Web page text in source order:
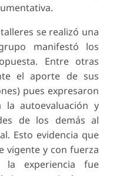
se realizó una
manifestó los
Entre otras
el aporte de sus
pues expresaron
autoevaluación y
de los demás al
Esto evidencia que
vigente y con fuerza
la experiencia fue